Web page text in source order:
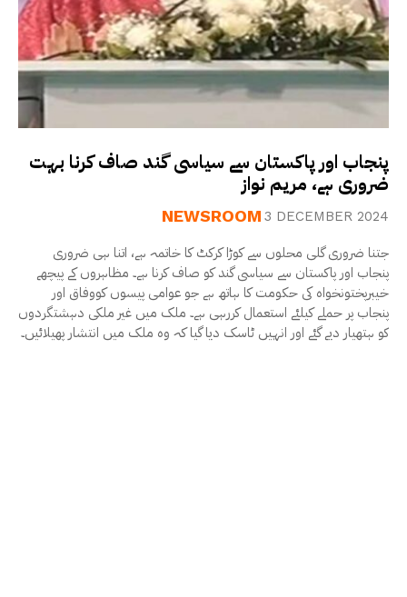
پنجاب اور پاکستان سے سیاسی گند صاف کرنا بہت
ضروری ہے، مریم نواز
NEWSROOM 3 DECEMBER 2024
جتنا ضروری گلی محلوں سے کوڑا کرکٹ کا خاتمہ ہے، اتنا ہی ضروری
پنجاب اور پاکستان سے سیاسی گند کو صاف کرنا ہے۔ مظاہروں کے پیچھے
خیبرپختونخواہ کی حکومت کا ہاتھ ہے جو عوامی پیسوں کووفاق اور
پنجاب پر حملے کیلئے استعمال کررہی ہے۔ ملک میں غیر ملکی دہشتگردوں
کو ہتھیار دیے گئے اور انہیں ٹاسک دیا گیا کہ وہ ملک میں انتشار پھیلائیں۔